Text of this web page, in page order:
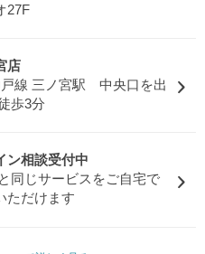
27F
店
線 三ノ宮駅 中央口を出
歩3分
ン相談受付中
同じサービスをご自宅で
ただけます